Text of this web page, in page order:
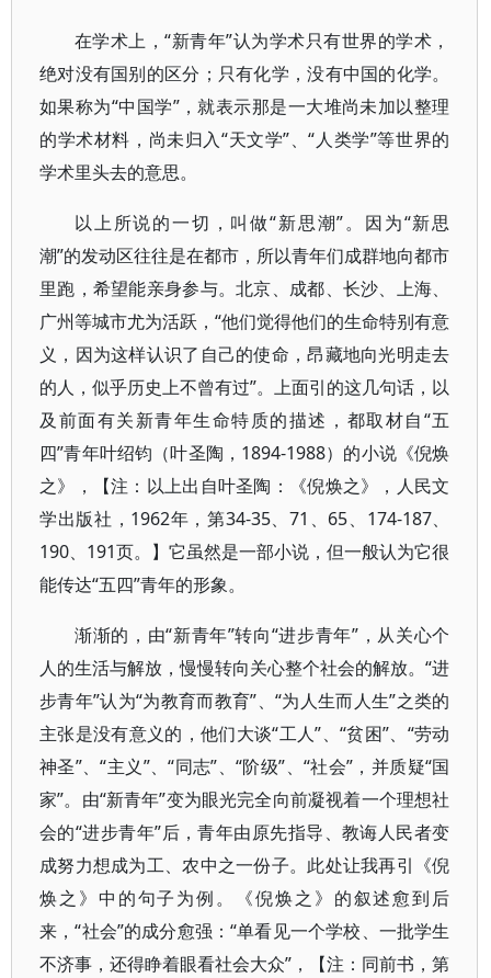
在学术上，“新青年”认为学术只有世界的学术，
绝对没有国别的区分；只有化学，没有中国的化学。
如果称为“中国学”，就表示那是一大堆尚未加以整理
的学术材料，尚未归入“天文学”、“人类学”等世界的
学术里头去的意思。
以上所说的一切，叫做“新思潮”。因为“新思
潮”的发动区往往是在都市，所以青年们成群地向都市
里跑，希望能亲身参与。北京、成都、长沙、上海、
广州等城市尤为活跃，“他们觉得他们的生命特别有意
义，因为这样认识了自己的使命，昂藏地向光明走去
的人，似乎历史上不曾有过”。上面引的这几句话，以
及前面有关新青年生命特质的描述，都取材自“五
四”青年叶绍钧（叶圣陶，1894-1988）的小说《倪焕
之》，【注：以上出自叶圣陶：《倪焕之》，人民文
学出版社，1962年，第34-35、71、65、174-187、
190、191页。】它虽然是一部小说，但一般认为它很
能传达“五四”青年的形象。
渐渐的，由“新青年”转向“进步青年”，从关心个
人的生活与解放，慢慢转向关心整个社会的解放。“进
步青年”认为“为教育而教育”、“为人生而人生”之类的
主张是没有意义的，他们大谈“工人”、“贫困”、“劳动
神圣”、“主义”、“同志”、“阶级”、“社会”，并质疑“国
家”。由“新青年”变为眼光完全向前凝视着一个理想社
会的“进步青年”后，青年由原先指导、教诲人民者变
成努力想成为工、农中之一份子。此处让我再引《倪
焕之》中的句子为例。《倪焕之》的叙述愈到后
来，“社会”的成分愈强：“单看见一个学校、一批学生
不济事，还得睁着眼看社会大众”，【注：同前书，第